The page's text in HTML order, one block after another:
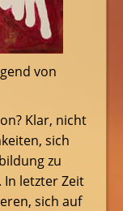
von
Klar, nicht
sich
zu
In letzter Zeit
sich auf